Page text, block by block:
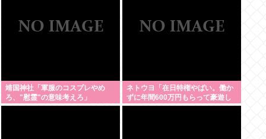
靖国神社「軍服のコスプレやめ
ろ、"慰霊"の意味考えろ」
ネトウヨ「在日特権やばい。働か
ずに年間600万円もらって豪遊し
てる！！！」